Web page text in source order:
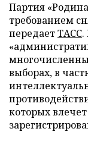
Партия
требованием
передаетТАСС.
выборах, в
которых